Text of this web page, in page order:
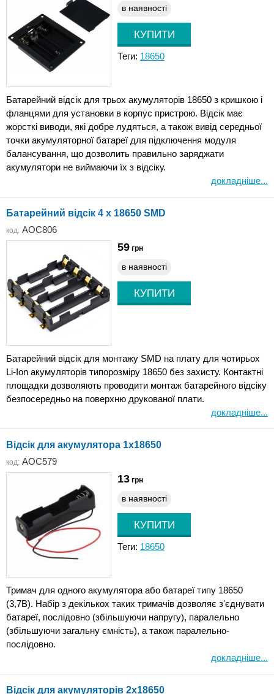
в наявності
Теги: 18650
Батарейний відсік для трьох акумуляторів 18650 з кришкою і
фланцями для установки в корпус пристрою. Відсік має
жорсткі виводи, які добре лудяться, а також вивід середньої
точки акумуляторної батареї для підключення модуля
балансування, що дозволить правильно заряджати
акумулятори не виймаючи їх з відсіку.
докладніше...
Батарейний відсік 4 x 18650 SMD
код: AOC806
59 грн
в наявності
Батарейний відсік для монтажу SMD на плату для чотирьох
Li-Ion акумуляторів типорозміру 18650 без захисту. Контактні
площадки дозволяють проводити монтаж батарейного відсіку
безпосередньо на поверхню друкованої плати.
докладніше...
Відсік для акумулятора 1x18650
код: AOC579
13 грн
в наявності
Теги: 18650
Тримач для одного акумулятора або батареї типу 18650
(3,7В). Набір з декількох таких тримачів дозволяє з'єднувати
батареї, послідовно (збільшуючи напругу), паралельно
(збільшуючи загальну ємність), а також паралельно-
послідовно.
докладніше...
Відсік для акумуляторів 2x18650